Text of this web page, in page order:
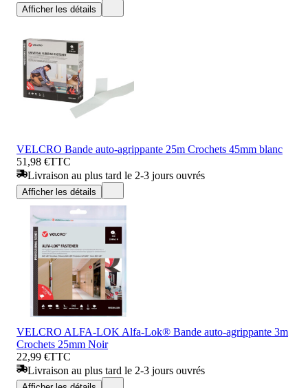
Afficher les détails
VELCRO Bande auto-agrippante 25m Crochets 45mm blanc
51,98 €TTC
Livraison au plus tard le 2-3 jours ouvrés
Afficher les détails
VELCRO ALFA-LOK Alfa-Lok® Bande auto-agrippante 3m
Crochets 25mm Noir
22,99 €TTC
Livraison au plus tard le 2-3 jours ouvrés